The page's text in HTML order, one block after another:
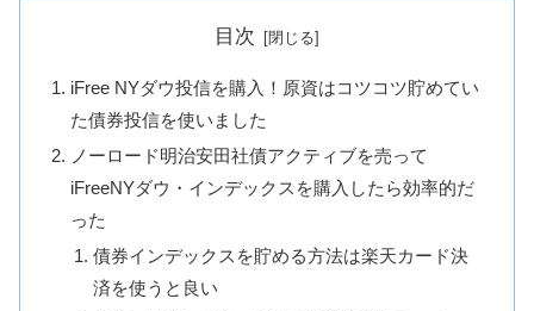
目次
iFree NYダウ投信を購入！原資はコツコツ貯めてい
た債券投信を使いました
ノーロード明治安田社債アクティブを売って
iFreeNYダウ・インデックスを購入したら効率的だ
った
債券インデックスを貯める方法は楽天カード決
済を使うと良い